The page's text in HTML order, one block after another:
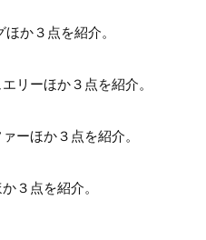
ほか３点を紹介。
リーほか３点を紹介。
ーほか３点を紹介。
３点を紹介。